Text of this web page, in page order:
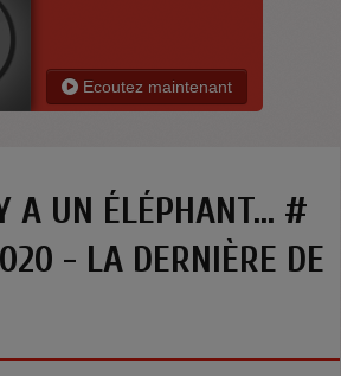
Ecoutez maintenant
A UN ÉLÉPHANT... #
- LA DERNIÈRE DE